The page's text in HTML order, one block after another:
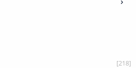
[218]